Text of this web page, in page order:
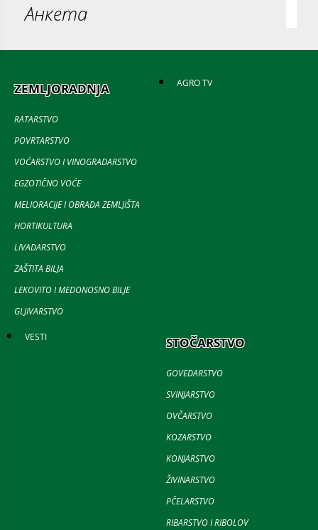
Анкета
ZEMLJORADNJA
RATARSTVO
POVRTARSTVO
VOĆARSTVO I VINOGRADARSTVO
EGZOTIČNO VOĆE
MELIORACIJE I OBRADA ZEMLJIŠTA
HORTIKULTURA
LIVADARSTVO
ZAŠTITA BILJA
LEKOVITO I MEDONOSNO BILJE
GLJIVARSTVO
AGRO TV
VESTI STOČARSTVO
GOVEDARSTVO
SVINJARSTVO
OVČARSTVO
KOZARSTVO
KONJARSTVO
ŽIVINARSTVO
PČELARSTVO
RIBARSTVO I RIBOLOV